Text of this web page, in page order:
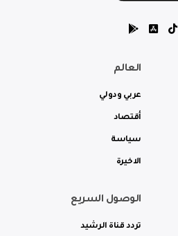
العالم
عربي ودولي
أقتصاد
سياسة
الاخيرة
الوصول السريع
تردد قناة الرشيد